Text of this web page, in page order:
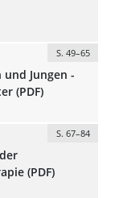
S. 49–65
Jungen -
(PDF)
S. 67–84
(PDF)